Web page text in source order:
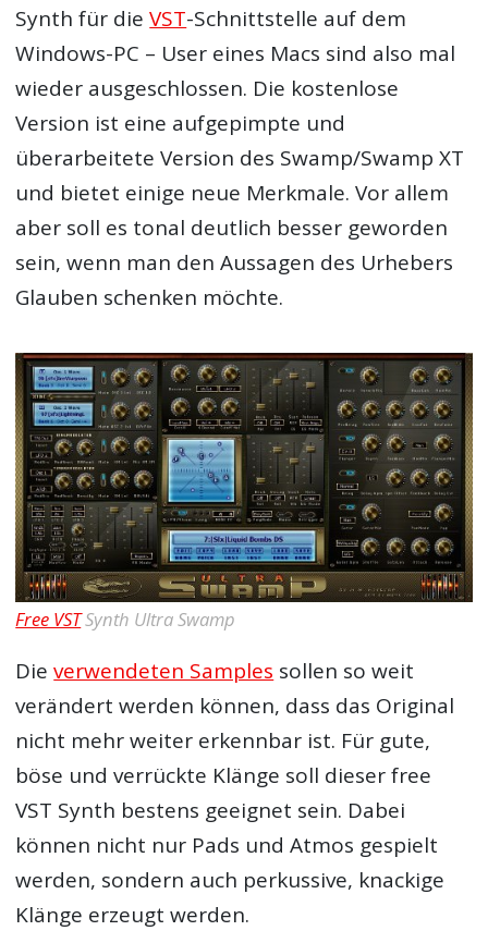
Synth für dieVST-Schnittstelle auf dem
Windows-PC – User eines Macs sind also mal
wieder ausgeschlossen. Die kostenlose
Version ist eine aufgepimpte und
überarbeitete Version des Swamp/Swamp XT
und bietet einige neue Merkmale. Vor allem
aber soll es tonal deutlich besser geworden
sein, wenn man den Aussagen des Urhebers
Glauben schenken möchte.
Free VSTSynth Ultra Swamp
Dieverwendeten Samples sollen so weit
verändert werden können, dass das Original
nicht mehr weiter erkennbar ist. Für gute,
böse und verrückte Klänge soll dieser free
VST Synth bestens geeignet sein. Dabei
können nicht nur Pads und Atmos gespielt
werden, sondern auch perkussive, knackige
Klänge erzeugt werden.